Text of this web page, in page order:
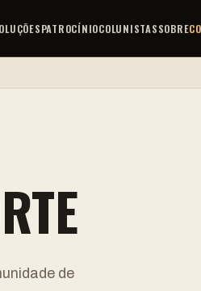
PATROCÍNIOCOLUNISTASSOBRE
de